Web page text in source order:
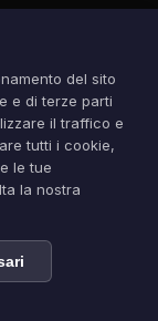
del sito
e di terze parti
il traffico e
tutti i cookie,
le tue
la nostra
proprietà dei
Contatti:
— P.IVA: